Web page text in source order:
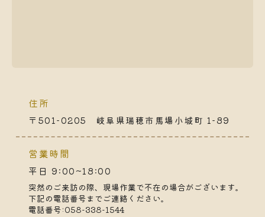
住所
〒501-0205 岐阜県瑞穂市馬場小城町 1-89
営業時間
平日 9:00~18:00
突然のご来訪の際、現場作業で不在の場合がございます。
下記の電話番号までご連絡ください。
電話番号:058-338-1544